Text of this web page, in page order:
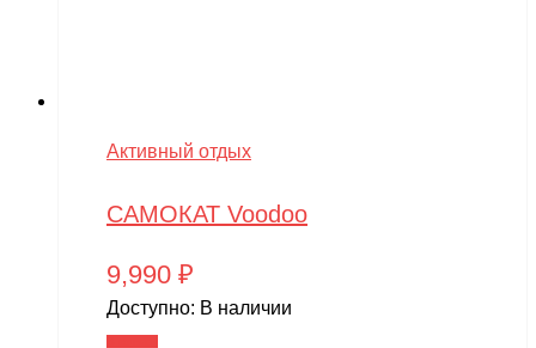
Активный отдых
САМОКАТ Voodoo
9,990 ₽
Доступно: В наличии